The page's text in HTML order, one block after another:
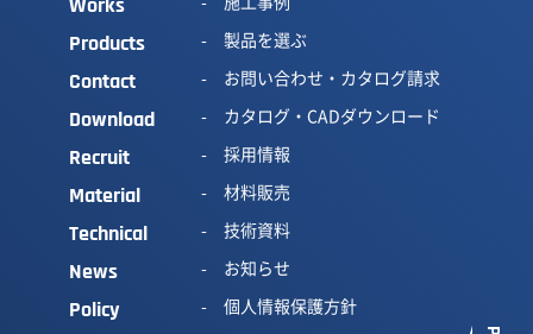
Products 製品を選ぶ
Contact お問い合わせ・カタログ請求
Download カタログ・CADダウンロード
Recruit 採用情報
Material 材料販売
Technical 技術資料
News お知らせ
Policy 個人情報保護方針